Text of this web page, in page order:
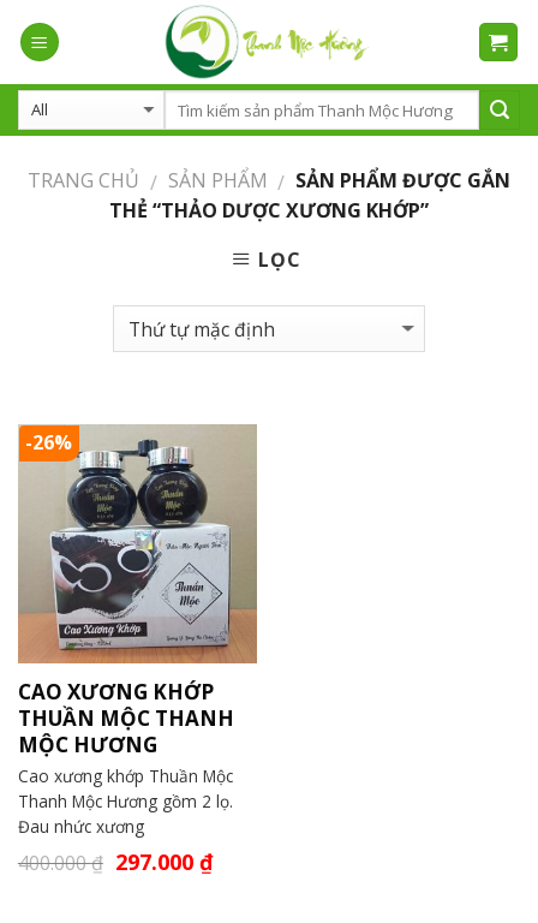
TRANG CHỦ / SẢN PHẨM / SẢN PHẨM ĐƯỢC GẮN
THẺ “THẢO DƯỢC XƯƠNG KHỚP”
LỌC
-26%
CAO XƯƠNG KHỚP
THUẦN MỘC THANH
MỘC HƯƠNG
Cao xương khớp Thuần Mộc
Thanh Mộc Hương gồm 2 lọ.
Đau nhức xương
400.000₫ 297.000 ₫